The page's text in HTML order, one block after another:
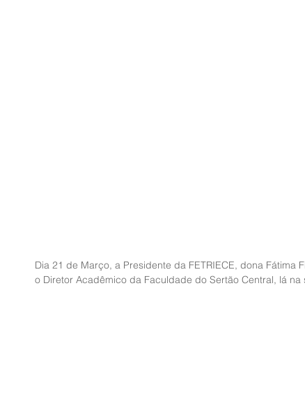
Dia 21 de Março, a Presidente da FETRIECE, dona
o Diretor Acadêmico da Faculdade do Sertão Central, lá